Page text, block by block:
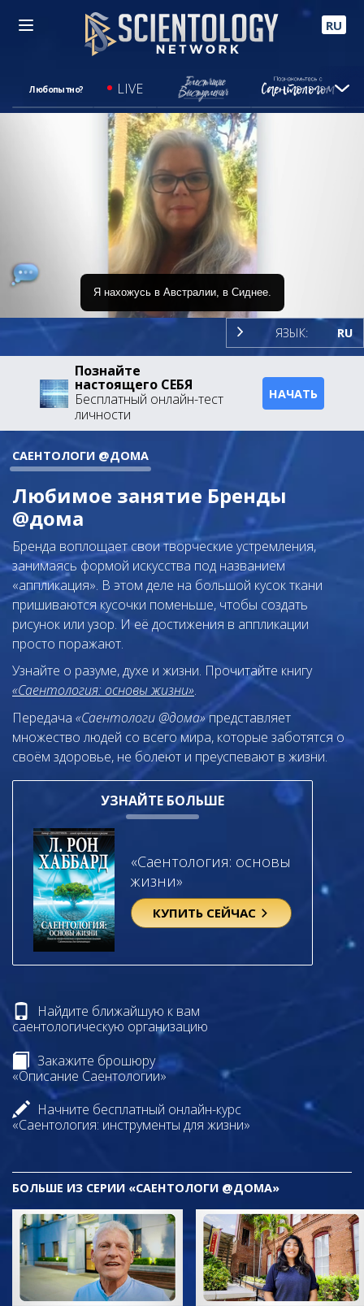
RU
Любопытно? LIVE
Я нахожусь в Австралии, в Сиднее.
100.00%
ЯЗЫК: RU
Познайте
настоящего СЕБЯ
Бесплатный онлайн-тест
личности
НАЧАТЬ
САЕНТОЛОГИ @ДОМА
Любимое занятие Бренды
@дома
Бренда воплощает свои творческие устремления,
занимаясь формой искусства под названием
«аппликация». В этом деле на большой кусок ткани
пришиваются кусочки поменьше, чтобы создать
рисунок или узор. И её достижения в аппликации
просто поражают.
Узнайте о разуме, духе и жизни. Прочитайте книгу
«Саентология: основы жизни».
Передача «Саентологи @дома»представляет
множество людей со всего мира, которые заботятся о
своём здоровье, не болеют и преуспевают в жизни.
УЗНАЙТЕ БОЛЬШЕ
«Саентология: основы
жизни»
КУПИТЬ СЕЙЧАС
Найдите ближайшую к вам
саентологическую организацию
Закажите брошюру
«Описание Саентологии»
Начните бесплатный онлайн-курс
«Саентология: инструменты для жизни»
БОЛЬШЕ ИЗ СЕРИИ «САЕНТОЛОГИ @ДОМА»